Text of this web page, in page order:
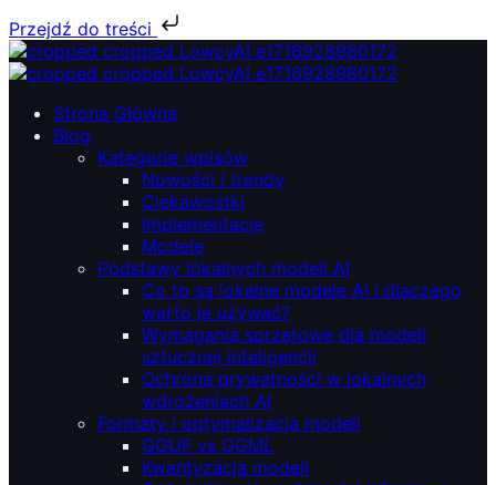
Przejdź do treści
Przejdź
do
ŁowcyAI – Lokalne modele AI, prywatność i niezależność.
ŁowcyAI – Lokalne modele AI, prywatność i niezależność.
Strona Główna
Blog
Kategorie wpisów
Nowości i trendy
Ciekawostki
Implementacje
Modele
Podstawy lokalnych modeli AI
Co to są lokalne modele AI i dlaczego
warto je używać?
Wymagania sprzętowe dla modeli
sztucznej inteligencji
Ochrona prywatności w lokalnych
wdrożeniach AI
Formaty i optymalizacja modeli
GGUF vs GGML
Kwantyzacja modeli